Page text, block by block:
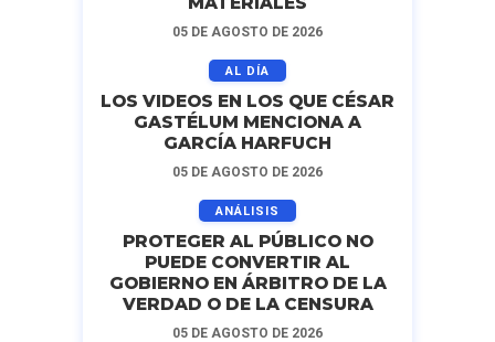
05 DE AGOSTO DE 2026
AL DÍA
LOS VIDEOS EN LOS QUE CÉSAR
GASTÉLUM MENCIONA A
GARCÍA HARFUCH
05 DE AGOSTO DE 2026
ANÁLISIS
PROTEGER AL PÚBLICO NO
PUEDE CONVERTIR AL
GOBIERNO EN ÁRBITRO DE LA
VERDAD O DE LA CENSURA
05 DE AGOSTO DE 2026